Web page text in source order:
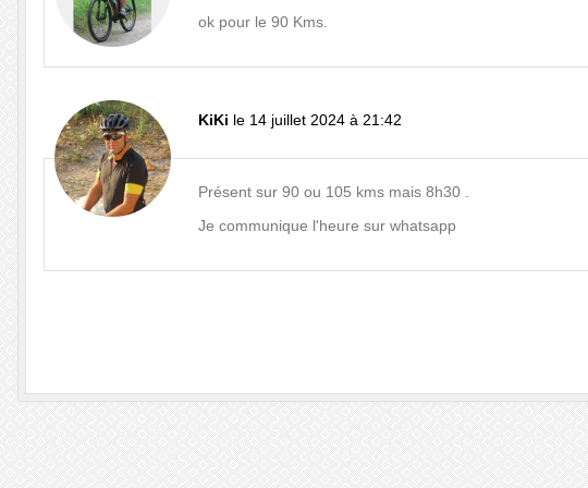
ok pour le 90 Kms.
KiKi le 14 juillet 2024 à 21:42
Présent sur 90 ou 105 kms mais 8h30 .
Je communique l'heure sur whatsapp